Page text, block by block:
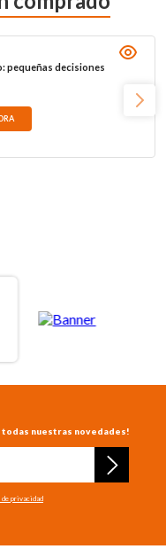
pequeñas decisiones
todas nuestras novedades!
privacidad